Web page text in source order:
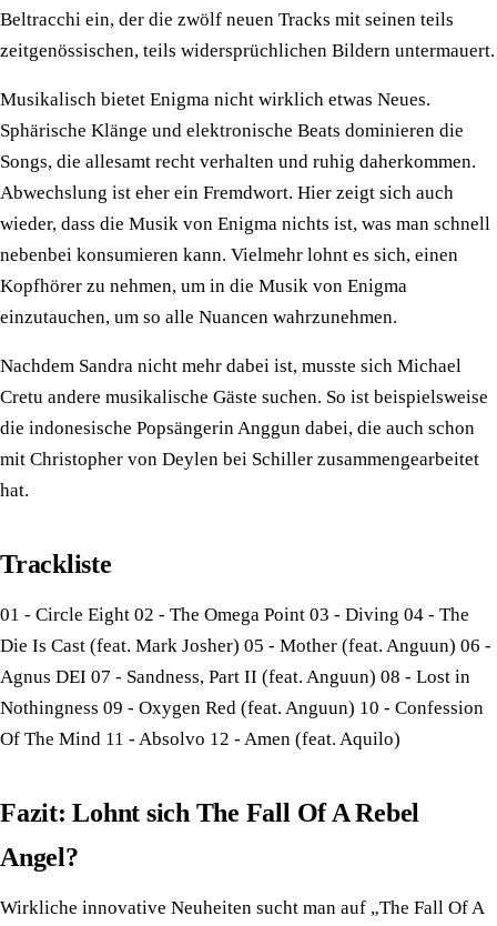
Beltracchi ein, der die zwölf neuen Tracks mit seinen teils
zeitgenössischen, teils widersprüchlichen Bildern untermauert.
Musikalisch bietet Enigma nicht wirklich etwas Neues.
Sphärische Klänge und elektronische Beats dominieren die
Songs, die allesamt recht verhalten und ruhig daherkommen.
Abwechslung ist eher ein Fremdwort. Hier zeigt sich auch
wieder, dass die Musik von Enigma nichts ist, was man schnell
nebenbei konsumieren kann. Vielmehr lohnt es sich, einen
Kopfhörer zu nehmen, um in die Musik von Enigma
einzutauchen, um so alle Nuancen wahrzunehmen.
Nachdem Sandra nicht mehr dabei ist, musste sich Michael
Cretu andere musikalische Gäste suchen. So ist beispielsweise
die indonesische Popsängerin Anggun dabei, die auch schon
mit Christopher von Deylen bei Schiller zusammengearbeitet
hat.
Trackliste
01 - Circle Eight 02 - The Omega Point 03 - Diving 04 - The
Die Is Cast (feat. Mark Josher) 05 - Mother (feat. Anguun) 06 -
Agnus DEI 07 - Sandness, Part II (feat. Anguun) 08 - Lost in
Nothingness 09 - Oxygen Red (feat. Anguun) 10 - Confession
Of The Mind 11 - Absolvo 12 - Amen (feat. Aquilo)
Fazit: Lohnt sich The Fall Of A Rebel
Angel?
Wirkliche innovative Neuheiten sucht man auf „The Fall Of A